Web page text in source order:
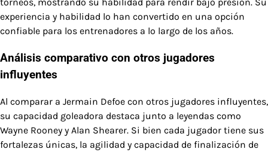
experiencia y habilidad lo han convertido en una opción
confiable para los entrenadores a lo largo de los años.
Análisis comparativo con otros jugadores
influyentes
Al comparar a Jermain Defoe con otros jugadores influyentes,
su capacidad goleadora destaca junto a leyendas como
Wayne Rooney y Alan Shearer. Si bien cada jugador tiene sus
fortalezas únicas, la agilidad y capacidad de finalización de